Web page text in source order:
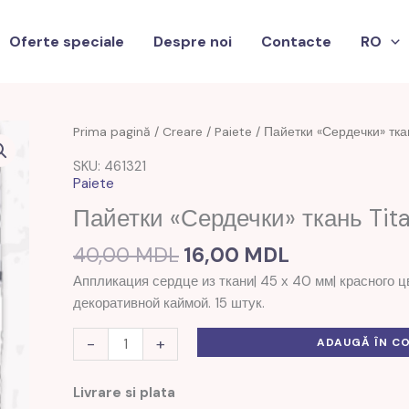
Oferte speciale Despre noi Contacte RO
Prima pagină / Creare / Paiete / Пайетки «Сердечки»
SKU: 461321
Paiete
Пайетки «Сердечки» ткань
40,00MDL
Prețul
40,00 MDL.
16,00 MDL
Prețul
Аппликация сердце из ткани| 45 х 40 мм| красного
декоративной каймой. 15 штук.
-
Cantitate
"Сердечки"
Titanum
+ ADAUGĂ ÎN
Livrare si plata